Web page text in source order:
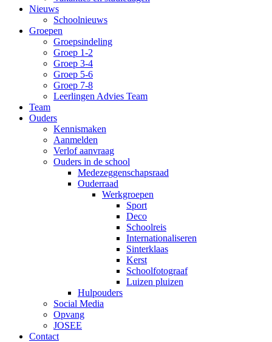
Nieuws
Schoolnieuws
Groepen
Groepsindeling
Groep 1-2
Groep 3-4
Groep 5-6
Groep 7-8
Leerlingen Advies Team
Team
Ouders
Kennismaken
Aanmelden
Verlof aanvraag
Ouders in de school
Medezeggenschapsraad
Ouderraad
Werkgroepen
Sport
Deco
Schoolreis
Internationaliseren
Sinterklaas
Kerst
Schoolfotograaf
Luizen pluizen
Hulpouders
Social Media
Opvang
JOSEE
Contact